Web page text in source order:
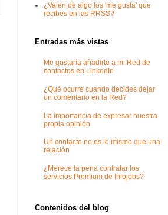
¿Valen de algo los 'me gusta' que
recibes en las RRSS?
Entradas más vistas
Me gustaría añadirte a mi Red de
contactos en LinkedIn
¿Qué ocurre cuando decides dejar
un comentario en la Red?
La importancia de expresar nuestra
propia opinión
Un contacto no es lo mismo que una
relación
¿Merece la pena contratar los
servicios Premium de Infojobs?
Contenidos del blog